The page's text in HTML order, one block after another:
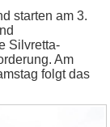
starten am 3.
Silvretta-
Am
folgt das